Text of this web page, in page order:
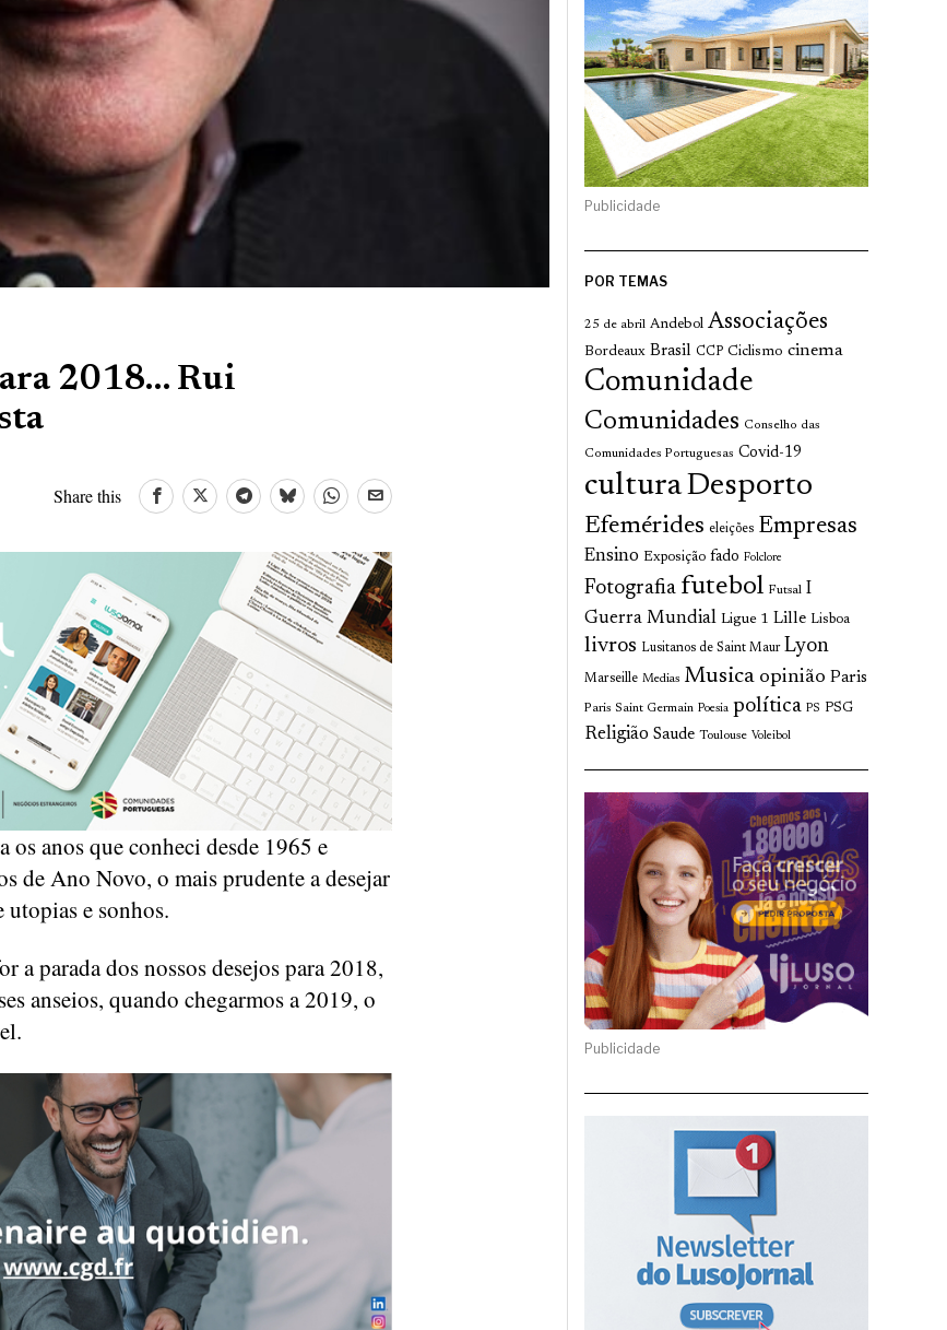
2018… Rui
Share this
anos que conheci desde 1965 e
de Ano Novo, o mais prudente a desejar
utopias e sonhos.
a parada dos nossos desejos para 2018,
anseios, quando chegarmos a 2019, o
Publicidade
POR TEMAS
25 de abril Andebol Associações
Bordeaux Brasil CCP Ciclismo cinema
Comunidade
Comunidades Conselho das
Comunidades Portuguesas Covid-19
culturaDesporto
Efemérides eleições Empresas
Ensino Exposição fado Folclore
Fotografia futebol Futsal I
Guerra Mundial Ligue 1 Lille Lisboa
livros Lusitanos de Saint Maur Lyon
Marseille Medias Musica opinião Paris
Paris Saint Germain Poesia política PS PSG
Religião Saude Toulouse Voleibol
Publicidade